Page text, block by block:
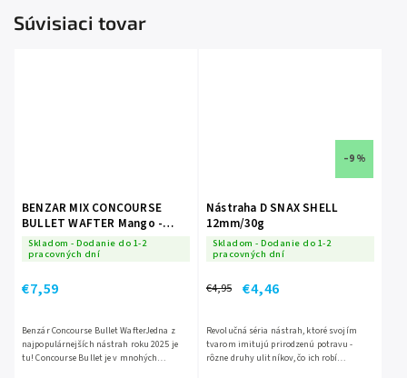
Súvisiaci tovar
BENZAR MIX CONCOURSE
BULLET WAFTER Mango -
kyselina maslová 5mm
Skladom - Dodanie do 1-2
pracovných dní
€7,59
Benzár Concourse Bullet WafterJedna z
najpopulárnejších nástrah roku 2025 je
tu! Concourse Bullet je v mnohých
–9 %
Nástraha D SNAX SHELL
12mm/30g
Skladom - Dodanie do 1-2
pracovných dní
€4,95 €4,46
Revolučná séria nástrah, ktoré svojím
tvarom imitujú prirodzenú potravu -
rôzne druhy ulitníkov, čo ich robí